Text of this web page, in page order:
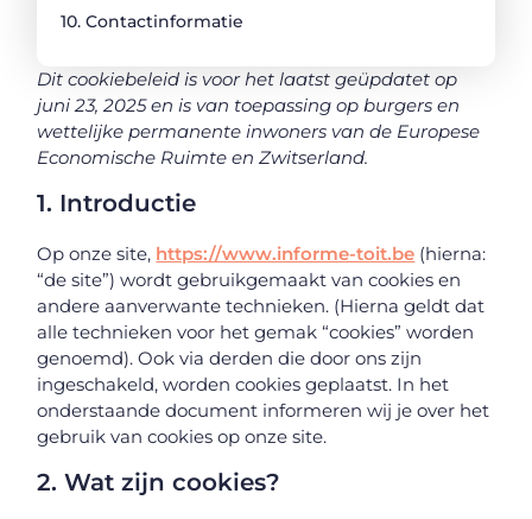
Dit cookiebeleid is voor het laatst geüpdatet op
juni 23, 2025 en is van toepassing op burgers en
wettelijke permanente inwoners van de Europese
Economische Ruimte en Zwitserland.
1. Introductie
Op onze site, https://www.informe-toit.be (hierna:
“de site”) wordt gebruikgemaakt van cookies en
andere aanverwante technieken. (Hierna geldt dat
alle technieken voor het gemak “cookies” worden
genoemd). Ook via derden die door ons zijn
ingeschakeld, worden cookies geplaatst. In het
onderstaande document informeren wij je over het
gebruik van cookies op onze site.
2. Wat zijn cookies?
10. Contactinformatie